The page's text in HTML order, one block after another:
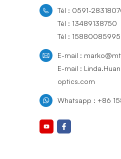
Tél : 0591-
Tél : 13489138750
Tél : 15880085995
E-mail :
E-mail :
optics.com
Whatsapp : +86